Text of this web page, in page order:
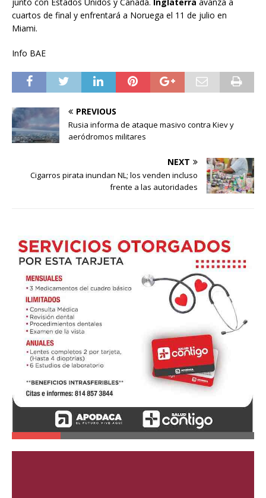
cuartos de final y enfrentará a Noruega el 11 de julio en
Miami.
Info BAE
PREVIOUS
Rusia informa de ataque masivo contra Kiev y
aeródromos militares
NEXT
Cigarros pirata inundan NL; los venden incluso
frente a las autoridades